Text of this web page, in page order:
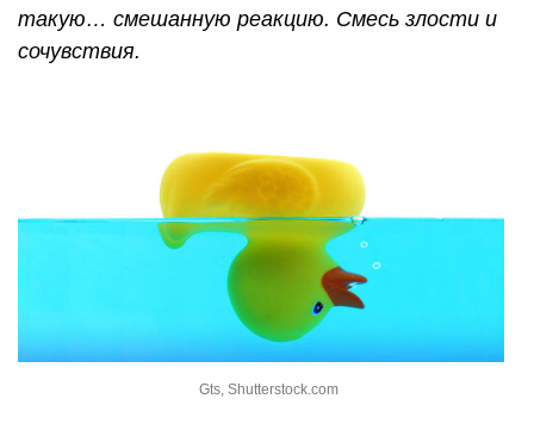
такую… смешанную реакцию. Смесь злости и
сочувствия.
Gts, Shutterstock.com